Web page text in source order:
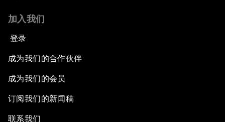
加入我们
登录
成为我们的合作伙伴
成为我们的会员
订阅我们的新闻稿
联系我们